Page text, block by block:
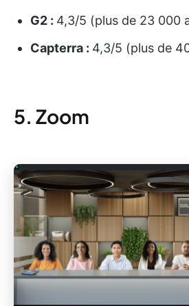
G2 : 4,3/5 (plus de 23 000
Capterra : 4,3/5 (plus de
5. Zoom